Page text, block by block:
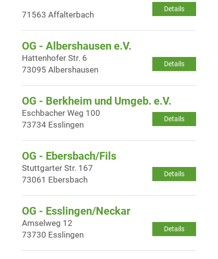
Details
71563 Affalterbach
OG - Albershausen e.V.
Details
Hattenhofer Str. 6
73095 Albershausen
OG - Berkheim und Umgeb. e.V.
Details
Eschbacher Weg 100
73734 Esslingen
OG - Ebersbach/Fils
Details
Stuttgarter Str. 167
73061 Ebersbach
OG - Esslingen/Neckar
Details
Amselweg 12
73730 Esslingen